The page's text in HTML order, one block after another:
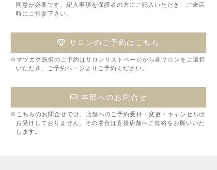
同意が必要です。記入事項を保護者の方にご記入いただき、ご来店
時にご持参下さい。
サロンのご予約はこちら
※マツエク施術のご予約はサロンリストページから各サロンをご選択
いただき、ご予約ページよりご予約ください。
本部へのお問合せ
※こちらのお問合せでは、店舗へのご予約受付・変更・キャンセルは
お受けしておりません。その場合は直接店舗へご連絡をお願いいた
します。